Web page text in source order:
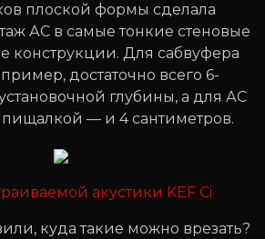
плоской формы сделала
АС в самые тонкие стеновые
конструкции. Для сабвуфера
достаточно всего 6-
глубины, а для АС
— и 4 сантиметров.
куда такие можно врезать?